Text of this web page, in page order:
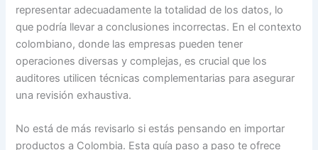
representar adecuadamente la totalidad de los datos, lo
que podría llevar a conclusiones incorrectas. En el contexto
colombiano, donde las empresas pueden tener
operaciones diversas y complejas, es crucial que los
auditores utilicen técnicas complementarias para asegurar
una revisión exhaustiva.
No está de más revisarlo si estás pensando en importar
productos a Colombia. Esta guía paso a paso te ofrece